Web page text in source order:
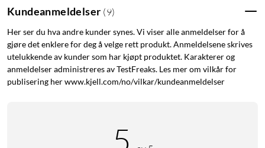
Legg til en Hue Bridge (selges separat) i smartbelysningen, slik
Med en Hue Bridge kan du legge til opptil 50 smarte lyskilder
for styring i hele hjemmet. Skap rutiner for å automatisere
hele smarthjembelysningen din. Styr belysningen når du er
borte, eller legg til tilbehør som bevegelsessensorer og smarte
Philips Hue fungerer med Amazon Alexa og Google Assistant
Kundeanmeldelser (9)
Her ser du hva andre kunder synes. Vi viser alle anmeldelser for å
gjøre det enklere for deg å velge rett produkt. Anmeldelsene skrives
utelukkende av kunder som har kjøpt produktet. Karakterer og
anmeldelser administreres av TestFreaks. Les mer om vilkår for
publisering her www.kjell.com/no/vilkar/kundeanmeldelser
5